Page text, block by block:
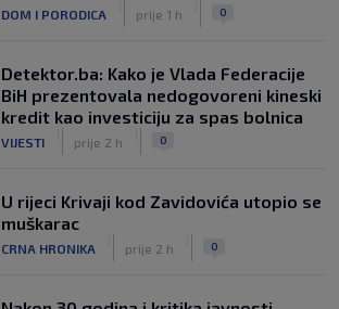
DOM I PORODICA prije 1 h 0
Detektor.ba: Kako je Vlada Federacije
BiH prezentovala nedogovoreni kineski
kredit kao investiciju za spas bolnica
VIJESTI prije 2 h 0
U rijeci Krivaji kod Zavidovića utopio se
muškarac
CRNA HRONIKA prije 2 h 0